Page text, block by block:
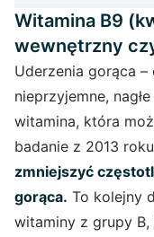
Witamina B9
wewnętrzny
Uderzenia gorąca
nieprzyjemne,
witamina, która
badanie z 2013
zmniejszyć
gorąca. To kolejny
witaminy z grupy